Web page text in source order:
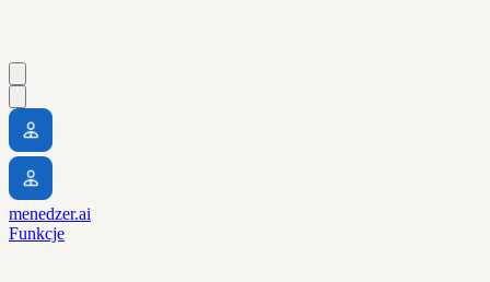
menedzer.ai
Funkcje